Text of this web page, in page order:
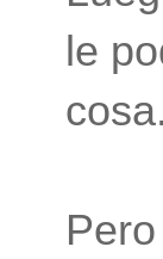
le
cosa.